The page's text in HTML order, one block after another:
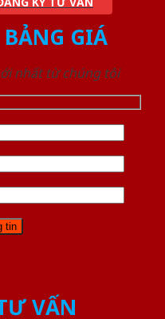
GIÁ
nhất từ chúng tôi
VẤN